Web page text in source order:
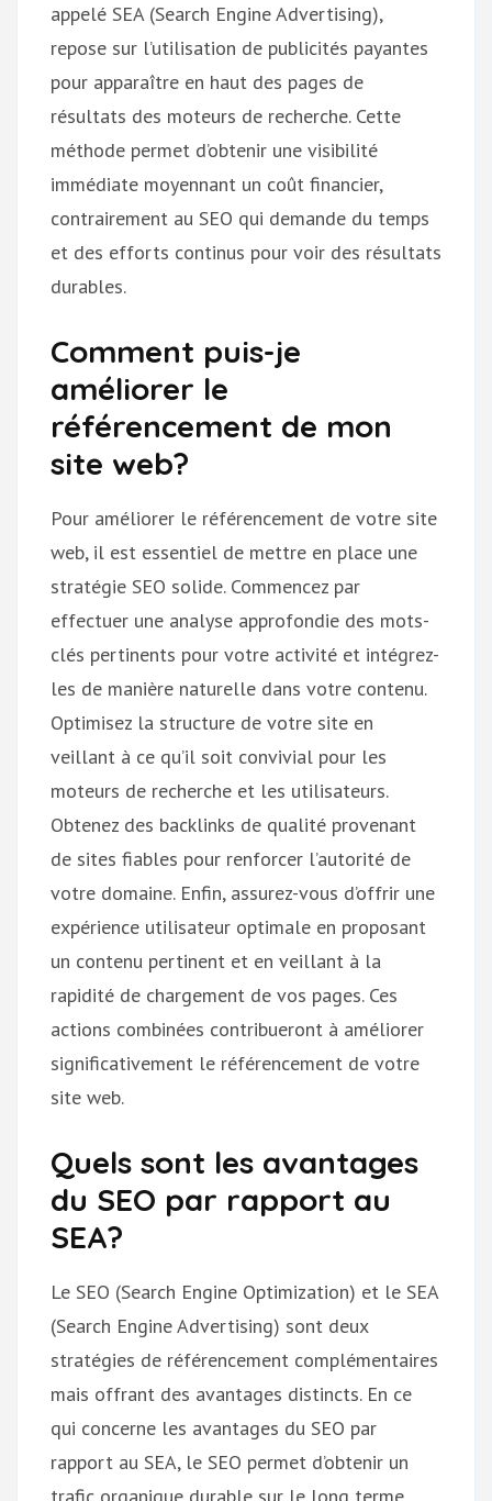
appelé SEA (Search Engine Advertising),
repose sur l’utilisation de publicités payantes
pour apparaître en haut des pages de
résultats des moteurs de recherche. Cette
méthode permet d’obtenir une visibilité
immédiate moyennant un coût financier,
contrairement au SEO qui demande du temps
et des efforts continus pour voir des résultats
durables.
Comment puis-je
améliorer le
référencement de mon
site web?
Pour améliorer le référencement de votre site
web, il est essentiel de mettre en place une
stratégie SEO solide. Commencez par
effectuer une analyse approfondie des mots-
clés pertinents pour votre activité et intégrez-
les de manière naturelle dans votre contenu.
Optimisez la structure de votre site en
veillant à ce qu’il soit convivial pour les
moteurs de recherche et les utilisateurs.
Obtenez des backlinks de qualité provenant
de sites fiables pour renforcer l’autorité de
votre domaine. Enfin, assurez-vous d’offrir une
expérience utilisateur optimale en proposant
un contenu pertinent et en veillant à la
rapidité de chargement de vos pages. Ces
actions combinées contribueront à améliorer
significativement le référencement de votre
site web.
Quels sont les avantages
du SEO par rapport au
SEA?
Le SEO (Search Engine Optimization) et le SEA
(Search Engine Advertising) sont deux
stratégies de référencement complémentaires
mais offrant des avantages distincts. En ce
qui concerne les avantages du SEO par
rapport au SEA, le SEO permet d’obtenir un